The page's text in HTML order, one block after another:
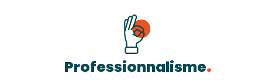
Professionnalisme